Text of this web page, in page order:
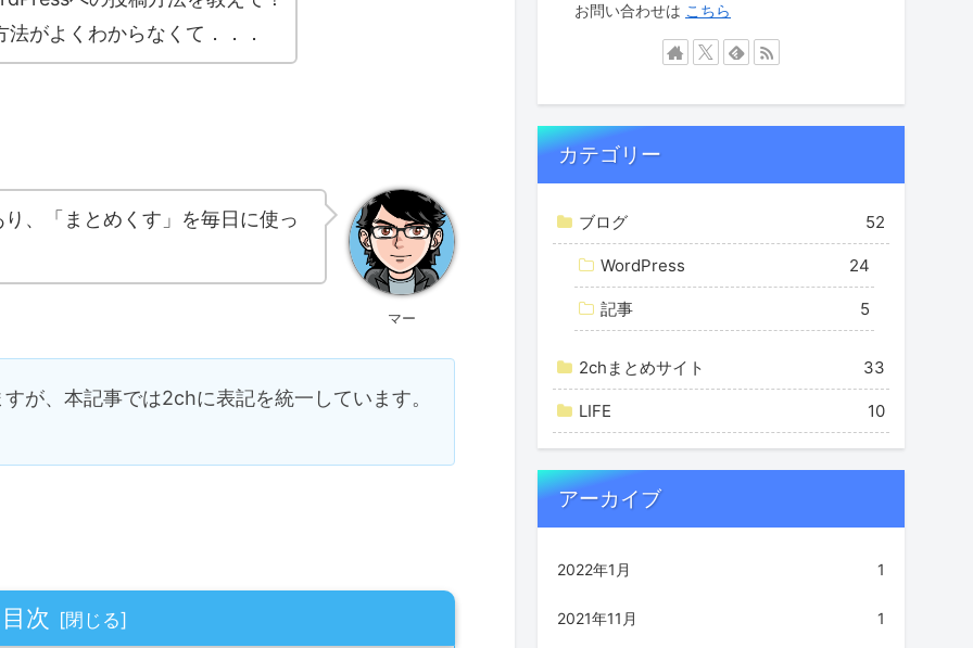
がよくわからなくて．．．
マー
、「まとめくす」を毎日に使っ
が、本記事では2chに表記を統一しています。
目次
お問い合わせは こちら
カテゴリー
ブログ 52
WordPress 24
記事 5
2chまとめサイト 33
LIFE 10
アーカイブ
2022年1月 1
2021年11月 1